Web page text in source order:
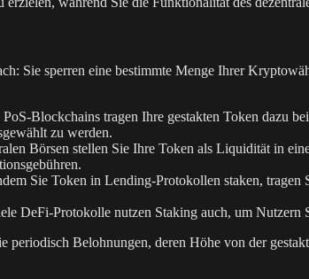
Sie sperren eine bestimmte Menge Ihrer
Blockchains tragen Ihre gestakten Token dazu
zu werden.
Börsen stellen Sie Ihre Token als Liquidität in
Sie Token in Lending-Protokollen staken, tragen
DeFi-Protokolle nutzen Staking auch, um Nutzern
Belohnungen, deren Höhe von der